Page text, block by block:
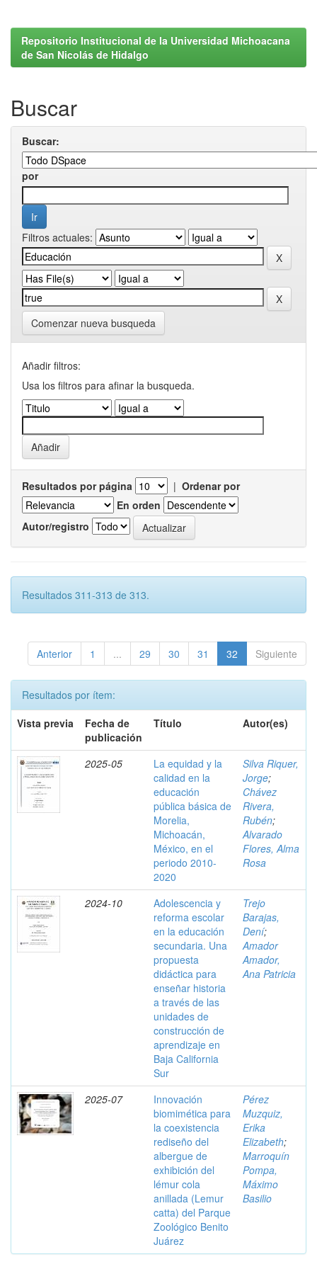
Repositorio Institucional de la Universidad Michoacana
de San Nicolás de Hidalgo
Buscar
Buscar:
por
Filtros actuales:
Comenzar nueva busqueda
Añadir filtros:
Usa los filtros para afinar la busqueda.
Resultados por página | Ordenar por
En orden
Autor/registro
Resultados 311-313 de 313.
Anterior 1 ... 29 30 31 32 Siguiente
Resultados por ítem:
Vista previa
Fecha de
publicación
Título Autor(es)
2025-05
La equidad y la
calidad en la
educación
pública básica de
Morelia,
Michoacán,
México, en el
periodo 2010-
2020
Silva Riquer,
Jorge;
Chávez
Rivera,
Rubén;
Alvarado
Flores, Alma
Rosa
2024-10
Adolescencia y
reforma escolar
en la educación
secundaria. Una
propuesta
didáctica para
enseñar historia
a través de las
unidades de
construcción de
aprendizaje en
Baja California
Sur
Trejo
Barajas,
Dení;
Amador
Amador,
Ana Patricia
2025-07
Innovación
biomimética para
la coexistencia
rediseño del
albergue de
exhibición del
lémur cola
anillada (Lemur
catta) del Parque
Zoológico Benito
Juárez
Pérez
Muzquiz,
Erika
Elizabeth;
Marroquín
Pompa,
Máximo
Basilio